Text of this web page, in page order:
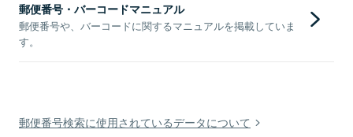
郵便番号・バーコードマニュアル
郵便番号や、バーコードに関するマニュアルを掲載していま
す。
郵便番号検索に使用されているデータについて